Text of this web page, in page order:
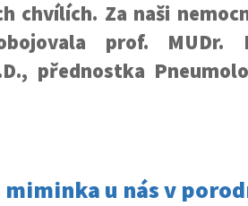
chvílích. Za naši
prof. MUDr.
přednostka
u nás v